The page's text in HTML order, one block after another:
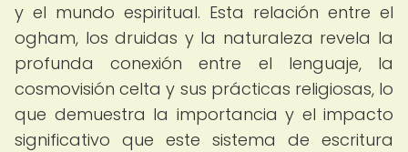
y el mundo espiritual. Esta relación entre el
ogham, los druidas y la naturaleza revela la
profunda conexión entre el lenguaje, la
cosmovisión celta y sus prácticas religiosas, lo
que demuestra la importancia y el impacto
significativo que este sistema de escritura